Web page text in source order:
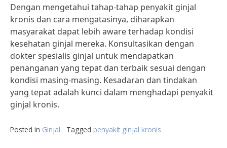
Dengan mengetahui tahap-tahap penyakit ginjal
kronis dan cara mengatasinya, diharapkan
masyarakat dapat lebih aware terhadap kondisi
kesehatan ginjal mereka. Konsultasikan dengan
dokter spesialis ginjal untuk mendapatkan
penanganan yang tepat dan terbaik sesuai dengan
kondisi masing-masing. Kesadaran dan tindakan
yang tepat adalah kunci dalam menghadapi penyakit
ginjal kronis.
Posted in Ginjal Tagged penyakit ginjal kronis